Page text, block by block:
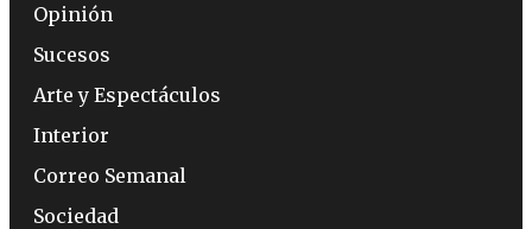
Opinión
Sucesos
Arte y Espectáculos
Interior
Correo Semanal
Sociedad